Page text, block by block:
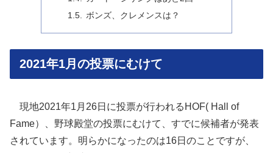
ボンズ、クレメンスは？
2021年1月の投票にむけて
現地2021年1月26日に投票が行われるHOF( Hall of
Fame）、野球殿堂の投票にむけて、すでに候補者が発表
されています。明らかになったのは16日のことですが、